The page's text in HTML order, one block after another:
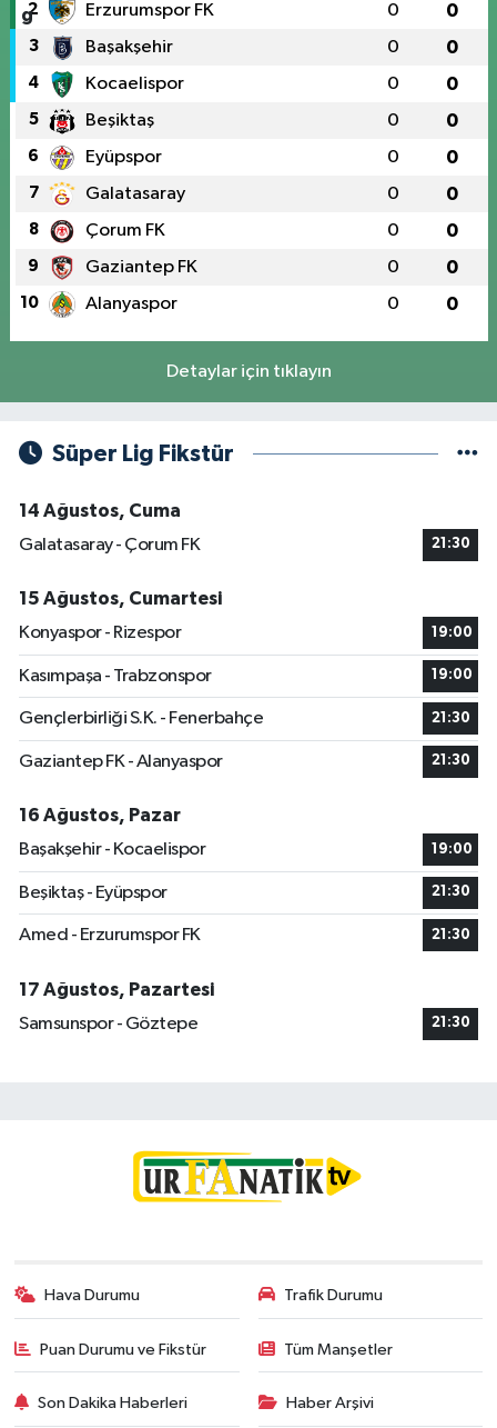
2 Erzurumspor FK 0 0
3 Başakşehir 0 0
4 Kocaelispor 0 0
5 Beşiktaş 0 0
6 Eyüpspor 0 0
7 Galatasaray 0 0
8 Çorum FK 0 0
9 Gaziantep FK 0 0
10 Alanyaspor 0 0
Detaylar için tıklayın
Süper Lig Fikstür
14 Ağustos, Cuma
Galatasaray - Çorum FK
21:30
15 Ağustos, Cumartesi
Konyaspor - Rizespor
19:00
Kasımpaşa - Trabzonspor 19:00
Gençlerbirliği S.K. - Fenerbahçe 21:30
Gaziantep FK - Alanyaspor 21:30
16 Ağustos, Pazar
Başakşehir - Kocaelispor
19:00
Beşiktaş - Eyüpspor 21:30
Amed - Erzurumspor FK 21:30
17 Ağustos, Pazartesi
Samsunspor - Göztepe
21:30
Hava Durumu Trafik Durumu
Puan Durumu ve Fikstür Tüm Manşetler
Son Dakika Haberleri Haber Arşivi